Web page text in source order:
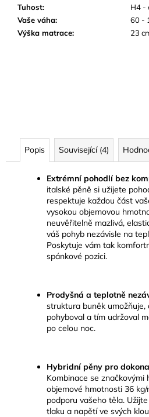
Tuhost:
H4 -
Vaše váha:
60 -
Výška matrace: 23
Popis Související (4)
Extrémní pohodlí bez
italské pěně si užijete
respektuje každou část
vysokou objemovou
neuvěřitelně mazlivá,
váš pohyb nezávisle na
Poskytuje vám tak
spánkové pozici.
Prodyšná a teplotně
struktura buněk umožňuje,
pohyboval a tím udržoval
po celou noc.
Hybridní pěny pro
Kombinace se značkovými
objemové hmotnosti 36
podporu vašeho těla.
tlaku a napětí ve svých